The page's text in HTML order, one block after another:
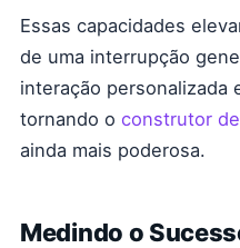
Essas capacidades
de uma interrupção
interação personalizada
tornando o construtor
ainda mais poderosa.
Medindo o